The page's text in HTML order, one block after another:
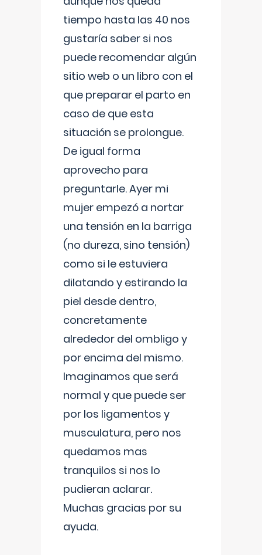
tiempo hasta las 40 nos
gustaría saber si nos
puede recomendar algún
sitio web o un libro con el
que preparar el parto en
caso de que esta
situación se prolongue.
De igual forma
aprovecho para
preguntarle. Ayer mi
mujer empezó a nortar
una tensión en la barriga
(no dureza, sino tensión)
como si le estuviera
dilatando y estirando la
piel desde dentro,
concretamente
alrededor del ombligo y
por encima del mismo.
Imaginamos que será
normal y que puede ser
por los ligamentos y
musculatura, pero nos
quedamos mas
tranquilos si nos lo
pudieran aclarar.
Muchas gracias por su
ayuda.